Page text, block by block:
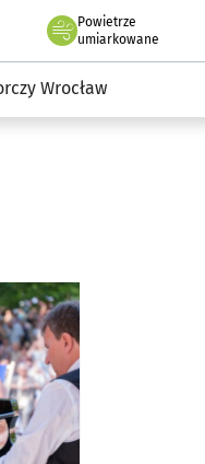
Powietrze
we Wrocławiu
umiarkowane
Wrocław